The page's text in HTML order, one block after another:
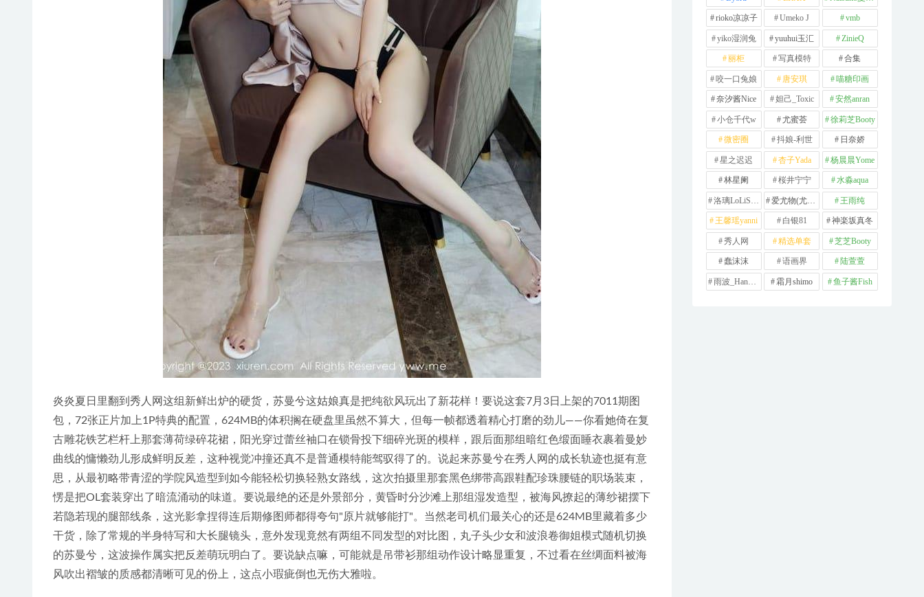
炎炎夏日里翻到秀人网这组新鲜出炉的硬货，苏曼兮这姑娘真是把纯欲风玩出了新花样！要说这套7月3日上架的7011期图
包，72张正片加上1P特典的配置，624MB的体积搁在硬盘里虽然不算大，但每一帧都透着精心打磨的劲儿——你看她倚在复
古雕花铁艺栏杆上那套薄荷绿碎花裙，阳光穿过蕾丝袖口在锁骨投下细碎光斑的模样，跟后面那组暗红色缎面睡衣裹着曼妙
曲线的慵懒劲儿形成鲜明反差，这种视觉冲撞还真不是普通模特能驾驭得了的。说起来苏曼兮在秀人网的成长轨迹也挺有意
思，从最初略带青涩的学院风造型到如今能轻松切换轻熟女路线，这次拍摄里那套黑色绑带高跟鞋配珍珠腰链的职场装束，
愣是把OL套装穿出了暗流涌动的味道。要说最绝的还是外景部分，黄昏时分沙滩上那组湿发造型，被海风撩起的薄纱裙摆下
若隐若现的腿部线条，这光影拿捏得连后期修图师都得夸句"原片就够能打"。当然老司机们最关心的还是624MB里藏着多少
干货，除了常规的半身特写和大长腿镜头，意外发现竟然有两组不同发型的对比图，丸子头少女和波浪卷御姐模式随机切换
的苏曼兮，这波操作属实把反差萌玩明白了。要说缺点嘛，可能就是吊带衫那组动作设计略显重复，不过看在丝绸面料被海
风吹出褶皱的质感都清晰可见的份上，这点小瑕疵倒也无伤大雅啦。
rioko凉凉子 Umeko J vmb
yiko湿润兔 yuuhui玉汇 ZinieQ
丽柜 写真模特 合集
咬一口兔娘 唐安琪 喵糖印画
奈汐酱Nice 妲己_Toxic 安然anran
小仓千代w 尤蜜荟 徐莉芝Booty
微密圈 抖娘-利世 日奈娇
星之迟迟 杏子Yada 杨晨晨Yome
林星阑 桜井宁宁 水淼aqua
洛璃LoLiSAMA 爱尤物(尤果网) 王雨纯
王馨瑶yanni 白银81 神楽坂真冬
秀人网 精选单套 芝芝Booty
蠢沫沫 语画界 陆萱萱
雨波_HaneAme 霜月shimo 鱼子酱Fish